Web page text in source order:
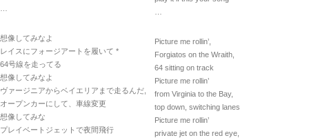
想像してみなよ
レイスにフォージアートを履いて *
64号線を走ってる
想像してみなよ
ヴァージニアからベイエリアまで走るんだ,
オープンカーにして、車線変更
想像してみな
プレイベートジェットで夜間飛行
Picture me rollin’,
Forgiatos on the Wraith,
64 sitting on track
Picture me rollin’
from Virginia to the Bay,
top down, switching lanes
Picture me rollin’
private jet on the red eye,